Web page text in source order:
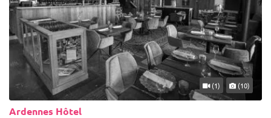
(1) (10)
Ardennes Hôtel